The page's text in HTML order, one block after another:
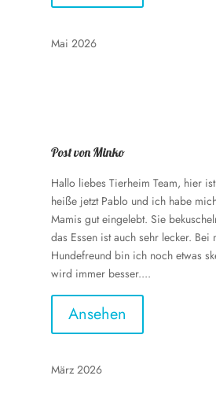
Mai 2026
Post von Minko
Hallo liebes Tierheim Team, hier
heiße jetzt Pablo und ich habe
Mamis gut eingelebt. Sie
das Essen ist auch sehr lecker. Bei
Hundefreund bin ich noch etwas
wird immer besser....
Ansehen
März 2026